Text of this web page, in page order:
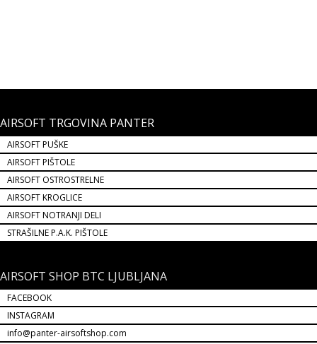
AIRSOFT TRGOVINA PANTER
AIRSOFT PUŠKE
AIRSOFT PIŠTOLE
AIRSOFT OSTROSTRELNE
AIRSOFT KROGLICE
AIRSOFT NOTRANJI DELI
STRAŠILNE P.A.K. PIŠTOLE
AIRSOFT SHOP BTC LJUBLJANA
FACEBOOK
INSTAGRAM
info@panter-airsoftshop.com